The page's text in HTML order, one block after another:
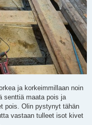
ja korkeimmillaan noin
senttiä maata pois ja
pois. Olin pystynyt tähän
vastaan tulleet isot kivet